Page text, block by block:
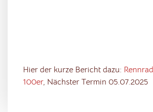
Hier der kurze Bericht dazu:
100er, Nächster Termin 05.07.2025